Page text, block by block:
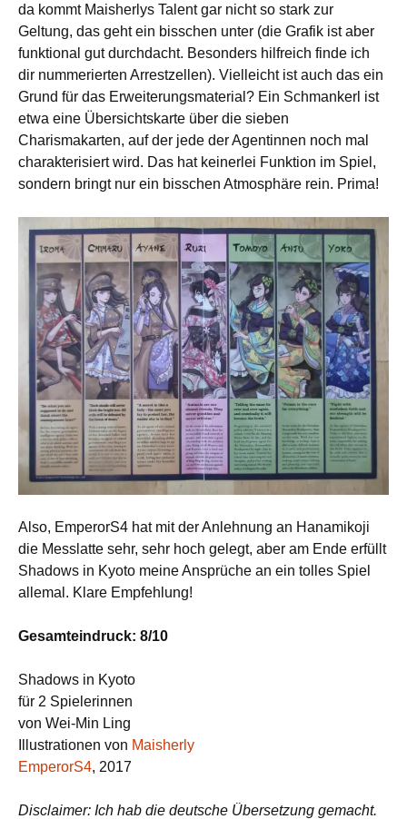
da kommt Maisherlys Talent gar nicht so stark zur
Geltung, das geht ein bisschen unter (die Grafik ist aber
funktional gut durchdacht. Besonders hilfreich finde ich
dir nummerierten Arrestzellen). Vielleicht ist auch das ein
Grund für das Erweiterungsmaterial? Ein Schmankerl ist
etwa eine Übersichtskarte über die sieben
Charismakarten, auf der jede der Agentinnen noch mal
charakterisiert wird. Das hat keinerlei Funktion im Spiel,
sondern bringt nur ein bisschen Atmosphäre rein. Prima!
Also, EmperorS4 hat mit der Anlehnung an Hanamikoji
die Messlatte sehr, sehr hoch gelegt, aber am Ende erfüllt
Shadows in Kyoto meine Ansprüche an ein tolles Spiel
allemal. Klare Empfehlung!
Gesamteindruck: 8/10
Shadows in Kyoto
für 2 Spielerinnen
von Wei-Min Ling
Illustrationen von Maisherly
EmperorS4, 2017
Disclaimer: Ich hab die deutsche Übersetzung gemacht.